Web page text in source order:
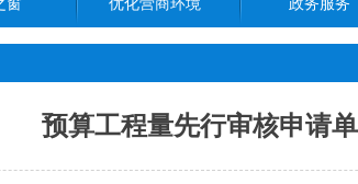
预算工程量先行审核申请单